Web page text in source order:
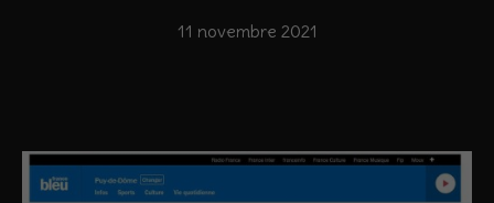
11 novembre 2021